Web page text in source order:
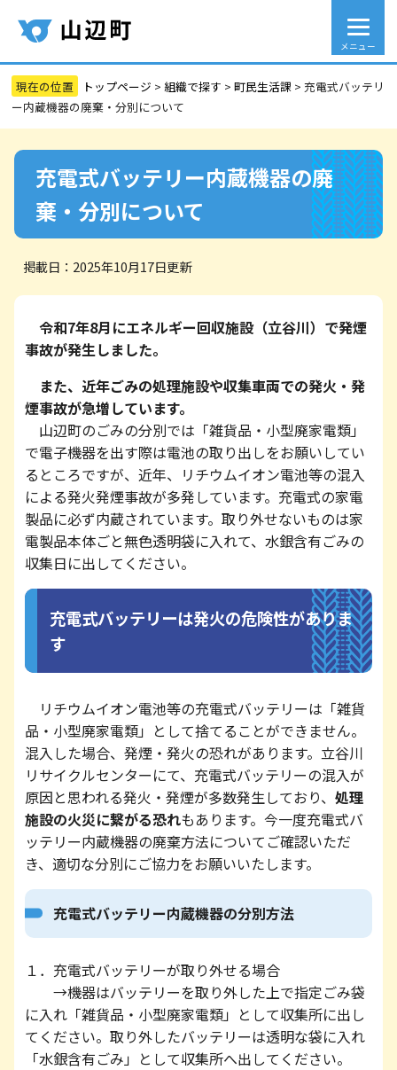
メニュー
トップページ >組織で探す >町民生活課 >充電式バッテリ
ー内蔵機器の廃棄・分別について
充電式バッテリー内蔵機器の廃
棄・分別について
掲載日：2025年10月17日更新
令和7年8月にエネルギー回収施設（立谷川）で発煙
事故が発生しました。
また、近年ごみの処理施設や収集車両での発火・発
煙事故が急増しています。
山辺町のごみの分別では「雑貨品・小型廃家電類」
で電子機器を出す際は電池の取り出しをお願いしてい
るところですが、近年、リチウムイオン電池等の混入
による発火発煙事故が多発しています。充電式の家電
製品に必ず内蔵されています。取り外せないものは家
電製品本体ごと無色透明袋に入れて、水銀含有ごみの
収集日に出してください。
充電式バッテリーは発火の危険性がありま
す
リチウムイオン電池等の充電式バッテリーは「雑貨
品・小型廃家電類」として捨てることができません。
混入した場合、発煙・発火の恐れがあります。立谷川
リサイクルセンターにて、充電式バッテリーの混入が
原因と思われる発火・発煙が多数発生しており、 処理
施設の火災に繋がる恐れもあります。今一度充電式バ
ッテリー内蔵機器の廃棄方法についてご確認いただ
き、適切な分別にご協力をお願いいたします。
充電式バッテリー内蔵機器の分別方法
１．充電式バッテリーが取り外せる場合
→機器はバッテリーを取り外した上で指定ごみ袋
に入れ「雑貨品・小型廃家電類」として収集所に出し
てください。取り外したバッテリーは透明な袋に入れ
「水銀含有ごみ」として収集所へ出してください。